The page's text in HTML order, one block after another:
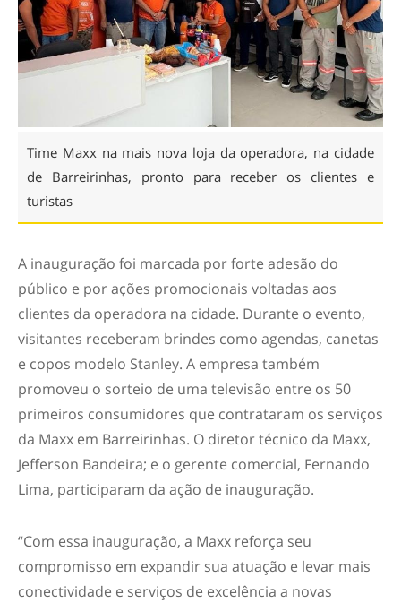
Time Maxx na mais nova loja da operadora, na cidade
de Barreirinhas, pronto para receber os clientes e
turistas
A inauguração foi marcada por forte adesão do
público e por ações promocionais voltadas aos
clientes da operadora na cidade. Durante o evento,
visitantes receberam brindes como agendas, canetas
e copos modelo Stanley. A empresa também
promoveu o sorteio de uma televisão entre os 50
primeiros consumidores que contrataram os serviços
da Maxx em Barreirinhas. O diretor técnico da Maxx,
Jefferson Bandeira; e o gerente comercial, Fernando
Lima, participaram da ação de inauguração.
“Com essa inauguração, a Maxx reforça seu
compromisso em expandir sua atuação e levar mais
conectividade e serviços de excelência a novas